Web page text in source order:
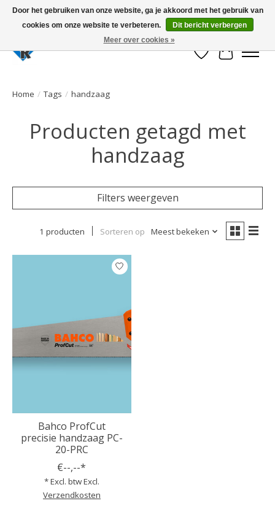
Large selection of products and fast shipping!
Verlanglijst
Home / Tags / handzaag
Producten getagd met
handzaag
Filters weergeven
1 producten Sorteren op Meest bekeken
Bahco ProfCut
precisie handzaag PC-
20-PRC
€--,--*
* Excl. btw Excl.
Verzendkosten
Door het gebruiken van onze website, ga je akkoord met het gebruik van
cookies om onze website te verbeteren.
Dit bericht verbergen
Meer over cookies »